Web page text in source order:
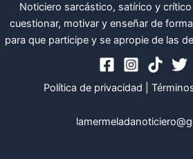
Noticiero sarcástico, satírico y
cuestionar, motivar y enseñar de
para que participe y se apropie de las
Política de privacidad